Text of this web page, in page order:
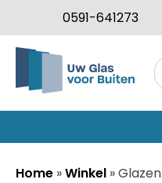
0591-641273
Home »Winkel »